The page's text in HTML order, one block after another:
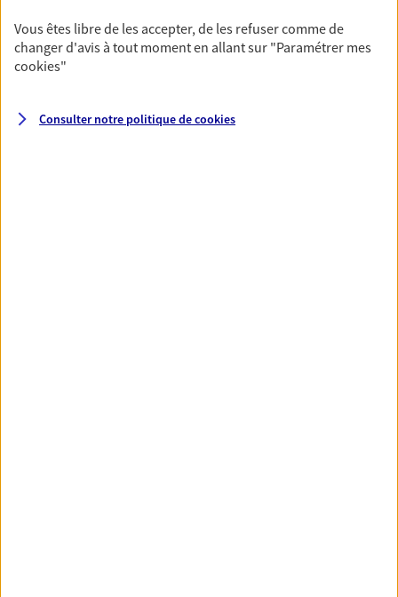
Prévoyance
d'accident ou de maladie en optant pour les
Vous êtes libre de les accepter, de les refuser comme de
changer d'avis à tout moment en allant sur "Paramétrer mes
cookies"
Consulter notre politique decookies